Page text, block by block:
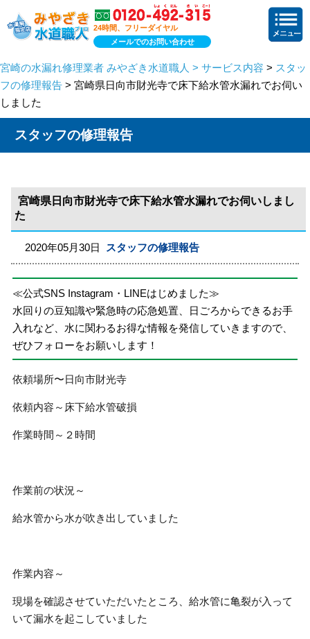
24時間、フリーダイヤル
メールでのお問い合わせ
宮崎の水漏れ修理業者 みやざき水道職人 > サービス内容 > スタッ
フの修理報告 > 宮崎県日向市財光寺で床下給水管水漏れでお伺い
しました
スタッフの修理報告
宮崎県日向市財光寺で床下給水管水漏れでお伺いしまし
た
2020年05月30日 スタッフの修理報告
≪公式SNS Instagram・LINEはじめました≫
水回りの豆知識や緊急時の応急処置、日ごろからできるお手
入れなど、水に関わるお得な情報を発信していきますので、
ぜひフォローをお願いします！
依頼場所〜日向市財光寺
依頼内容～床下給水管破損
作業時間～２時間
作業前の状況～
給水管から水が吹き出していました
作業内容～
現場を確認させていただいたところ、給水管に亀裂が入って
いて漏水を起こしていました